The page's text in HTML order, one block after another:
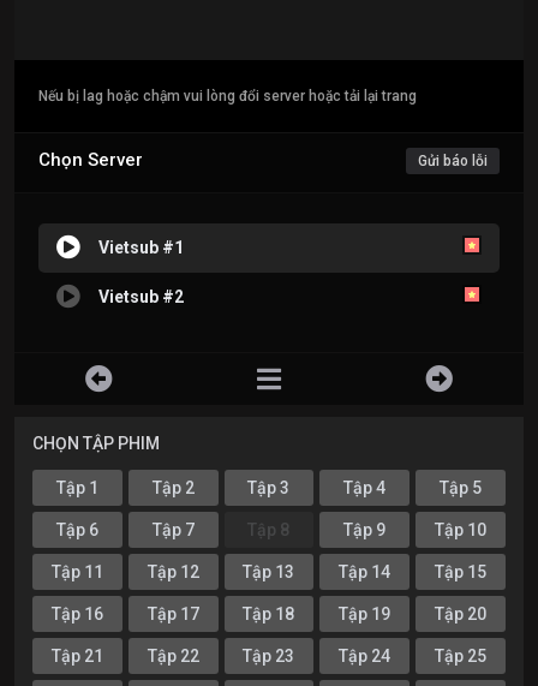
Nếu bị lag hoặc chậm vui lòng đổi server hoặc tải lại trang
Chọn Server Gửi báo lỗi
Vietsub #1
Vietsub #2
CHỌN TẬP PHIM
Tập 1 Tập 2 Tập 3 Tập 4 Tập 5
Tập 6 Tập 7 Tập 8 Tập 9 Tập 10
Tập 11 Tập 12 Tập 13 Tập 14 Tập 15
Tập 16 Tập 17 Tập 18 Tập 19 Tập 20
Tập 21 Tập 22 Tập 23 Tập 24 Tập 25